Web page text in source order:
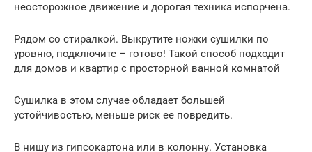
неосторожное движение и дорогая техника испорчена.
Рядом со стиралкой. Выкрутите ножки сушилки по
уровню, подключите – готово! Такой способ подходит
для домов и квартир с просторной ванной комнатой
Сушилка в этом случае обладает большей
устойчивостью, меньше риск ее повредить.
В нишу из гипсокартона или в колонну. Установка